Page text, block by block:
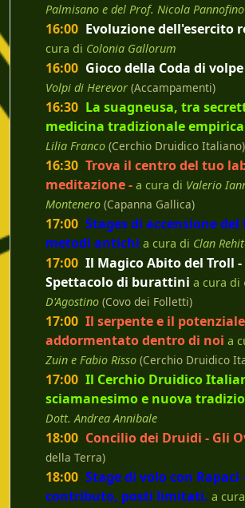
Palmisano e del Prof. Nicola Pannofino
16:00 Evoluzione dell'esercito
cura di Colonia Gallorum
16:00 Gioco della Coda di volpe
Volpi di Herevor (Accampamenti)
16:30 La suagneusa, tra
medicina tradizionale empirica
Lilia Franco (Cerchio Druidico Italiano)
16:30 Trova il centro del tuo
meditazione - a cura di Valerio
Montenero (Capanna Gallica)
17:00 Stages di accensione del
metodi antichi a cura di Clan
17:00 Il Magico Abito del Troll -
Spettacolo di burattini a cura di
D'Agostino (Covo dei Folletti)
17:00 Il serpente e il potenziale
addormentato dentro di noi a
Zuin e Fabio Risso (Cerchio Druidico
17:00 Il Cerchio Druidico
sciamanesimo e nuova
Dott. Andrea Annibale
18:00 Concilio dei Druidi - Gli
della Terra)
18:00 Stage di volo con
contributo, posti limitati. a